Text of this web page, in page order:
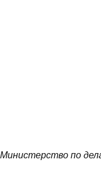
Министерство по